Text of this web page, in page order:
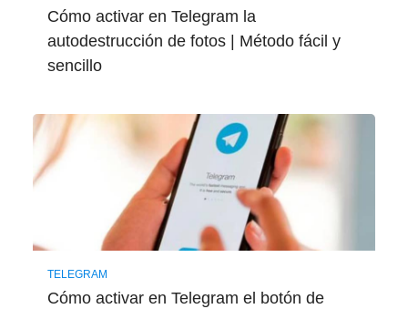
Cómo activar en Telegram la
autodestrucción de fotos | Método fácil y
sencillo
TELEGRAM
Cómo activar en Telegram el botón de